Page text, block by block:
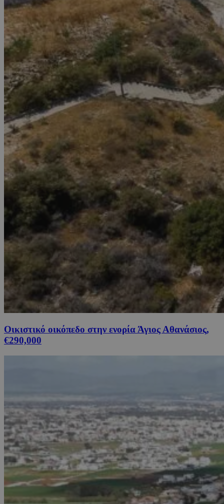
Οικιστικό οικόπεδο στην ενορία Άγιος Αθανάσιος,
€290,000